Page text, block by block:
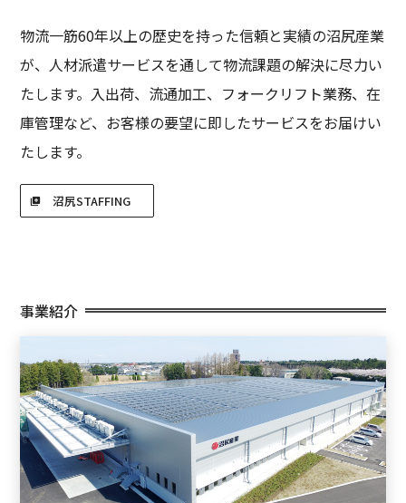
物流一筋60年以上の歴史を持った信頼と実績の沼尻産業
が、人材派遣サービスを通して物流課題の解決に尽力い
たします。入出荷、流通加工、フォークリフト業務、在
庫管理など、お客様の要望に即したサービスをお届けい
たします。
沼尻STAFFING
事業紹介